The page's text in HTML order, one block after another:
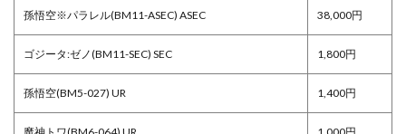
孫悟空※パラレル(BM11-ASEC) ASEC 38,000円
ゴジータ:ゼノ(BM11-SEC) SEC 1,800円
孫悟空(BM5-027) UR 1,400円